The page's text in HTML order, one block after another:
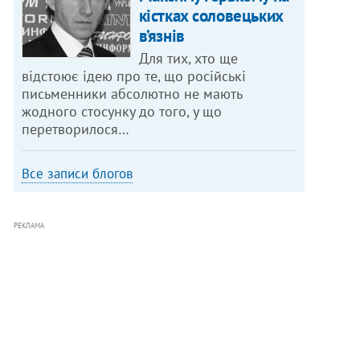
кістках соловецьких
в’язнів
Для тих, хто ще
відстоює ідею про те, що російські
письменники абсолютно не мають
жодного стосунку до того, у що
перетворилося…
Все записи блогов
РЕКЛАМА